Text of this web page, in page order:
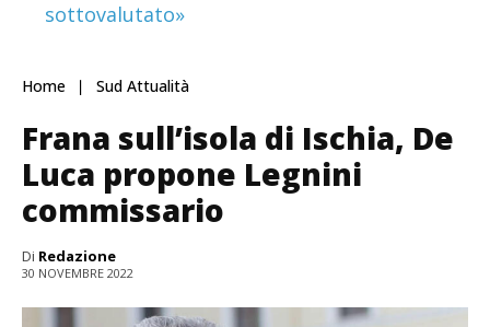
sottovalutato»
Home Sud Attualità
Frana sull’isola di Ischia, De
Luca propone Legnini
commissario
Di Redazione
30 NOVEMBRE 2022